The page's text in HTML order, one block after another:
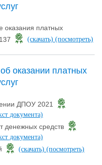
оказания платных
(скачать) (посмотреть)
оказании платных
ДПОУ 2021
документа)
денежных средств
документа)
(скачать) (посмотреть)